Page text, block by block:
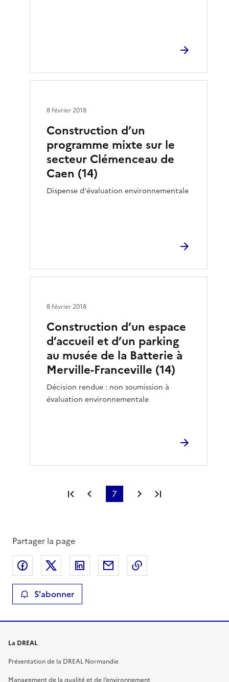
Construction d’un
programme mixte sur le
secteur Clémenceau de
Caen (14)
Dispense d'évaluation environnementale
8 février 2018
Construction d’un espace
d’accueil et d’un parking
au musée de la Batterie à
Merville-Franceville (14)
Décision rendue : non soumission à
évaluation environnementale
8 février 2018
Première page
Page précédente
7 Page suivante
Partager la page
Partager sur Facebook
Partager sur XPartager sur LinkedIn
Partager par email
S'abonner
La DREAL
Présentation de la DREAL Normandie
Management de la qualité et de l’environnement